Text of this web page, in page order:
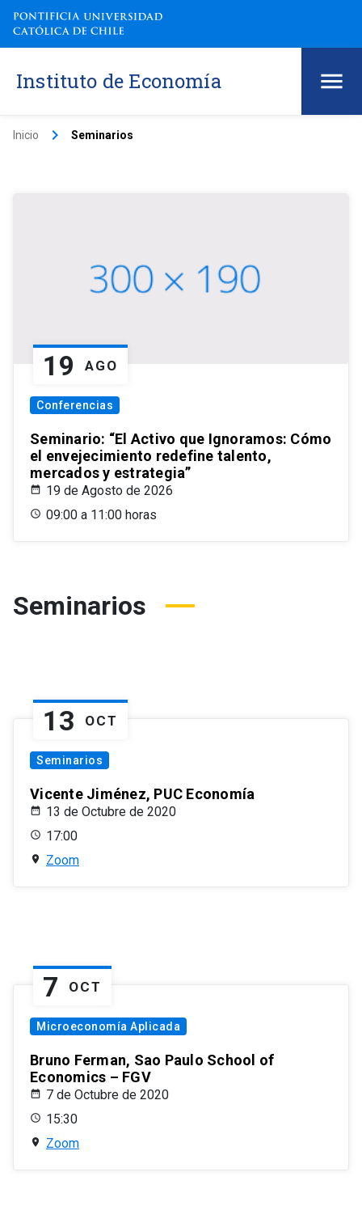
Instituto de Economía
Inicio keyboard_arrow_right Seminarios
19 AGO
Conferencias
Seminario: “El Activo que Ignoramos: Cómo
el envejecimiento redefine talento,
mercados y estrategia”
19 de Agosto de 2026
09:00 a 11:00 horas
Seminarios
13 OCT
Seminarios
Vicente Jiménez, PUC Economía
13 de Octubre de 2020
17:00
Zoom
7 OCT
Microeconomía Aplicada
Bruno Ferman, Sao Paulo School of
Economics – FGV
7 de Octubre de 2020
15:30
Zoom